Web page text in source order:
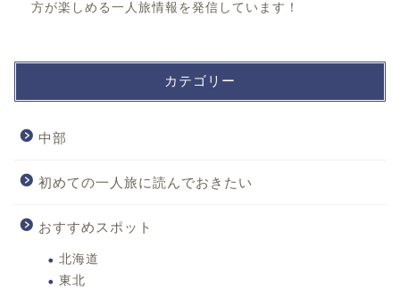
方が楽しめる一人旅情報を発信しています！
カテゴリー
中部
初めての一人旅に読んでおきたい
おすすめスポット
北海道
東北